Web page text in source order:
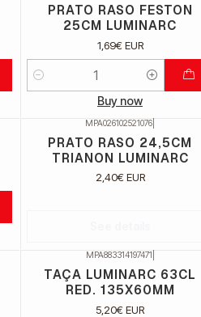
PRATO RASO FESTON
25CM LUMINARC
1,69€ EUR
Quantidade
Buy now
MPA026102521076
PRATO RASO 24,5CM
TRIANON LUMINARC
2,40€ EUR
MPA883314197471
TAÇA LUMINARC 63CL
RED. 135X60MM
5,20€ EUR